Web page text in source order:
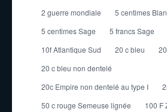
2 guerre mondiale
5 centimes
5 centimes Sage
5 francs Sage
10f Atlantique Sud
20 c bleu
20 c bleu non dentelé
20c Empire non dentelé au type I
50 c rouge Semeuse lignée
100 F